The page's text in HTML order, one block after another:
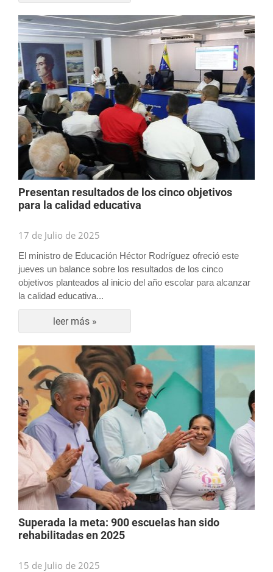
Presentan resultados de los cinco objetivos
para la calidad educativa
17 de Julio de 2025
El ministro de Educación Héctor Rodríguez ofreció este
jueves un balance sobre los resultados de los cinco
objetivos planteados al inicio del año escolar para alcanzar
la calidad educativa...
leer más »
Superada la meta: 900 escuelas han sido
rehabilitadas en 2025
15 de Julio de 2025